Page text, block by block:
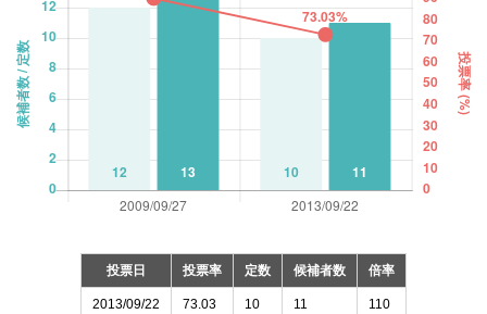
投票日 投票率 定数 候補者数 倍率
2013/09/22 73.03 10 11 110